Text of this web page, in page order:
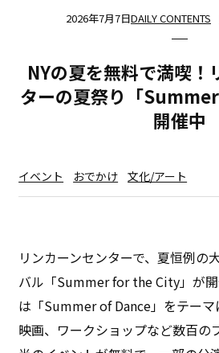
2026年7月7日DAILY CONTENTS
NYの夏を無料で満喫！
ターの夏祭り「
開催中
イベント おでかけ 文化/アート
リンカーンセンターで、夏恒例の
バル「Summer for the City」が
は「Summer of Dance」をテーマ
映画、ワークショップなど数百の